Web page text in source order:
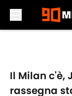
Il Milan c'è,
rassegna